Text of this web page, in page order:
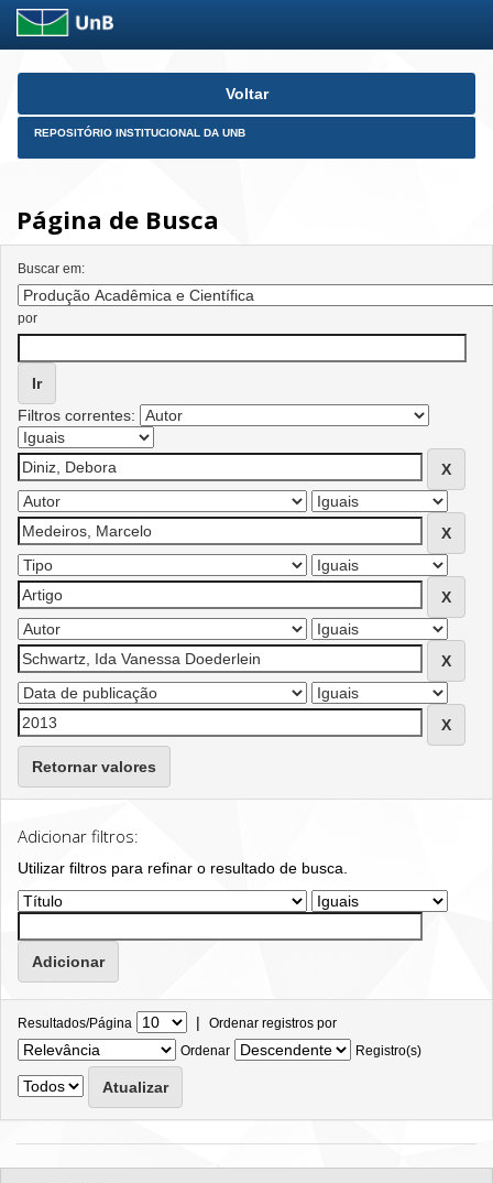
Skip
Voltar
REPOSITÓRIO INSTITUCIONAL DA UNB
Página de Busca
Buscar em:
por
Filtros correntes:
Retornar valores
Adicionar filtros:
Utilizar filtros para refinar o resultado de busca.
Resultados/Página | Ordenar registros por
Ordenar
Registro(s)